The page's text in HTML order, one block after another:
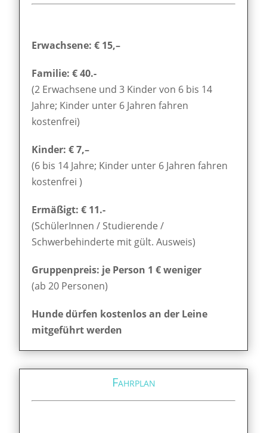
Erwachsene: € 15,–
Familie: € 40.-
(2 Erwachsene und 3 Kinder von 6 bis 14
Jahre; Kinder unter 6 Jahren fahren
kostenfrei)
Kinder: € 7,–
(6 bis 14 Jahre; Kinder unter 6 Jahren fahren
kostenfrei )
Ermäßigt: € 11.-
(SchülerInnen / Studierende /
Schwerbehinderte mit gült. Ausweis)
Gruppenpreis: je Person 1 € weniger
(ab 20 Personen)
Hunde dürfen kostenlos an der Leine
mitgeführt werden
Fahrplan